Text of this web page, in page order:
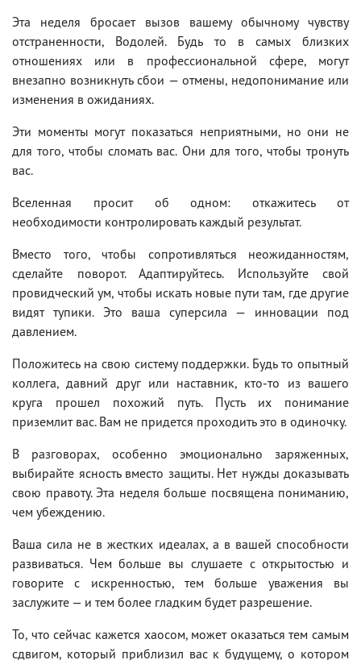
Эта неделя бросает вызов вашему обычному чувству
отстраненности, Водолей. Будь то в самых близких
отношениях или в профессиональной сфере, могут
внезапно возникнуть сбои — отмены, недопонимание или
изменения в ожиданиях.
Эти моменты могут показаться неприятными, но они не
для того, чтобы сломать вас. Они для того, чтобы тронуть
вас.
Вселенная просит об одном: откажитесь от
необходимости контролировать каждый результат.
Вместо того, чтобы сопротивляться неожиданностям,
сделайте поворот. Адаптируйтесь. Используйте свой
провидческий ум, чтобы искать новые пути там, где другие
видят тупики. Это ваша суперсила — инновации под
давлением.
Положитесь на свою систему поддержки. Будь то опытный
коллега, давний друг или наставник, кто-то из вашего
круга прошел похожий путь. Пусть их понимание
приземлит вас. Вам не придется проходить это в одиночку.
В разговорах, особенно эмоционально заряженных,
выбирайте ясность вместо защиты. Нет нужды доказывать
свою правоту. Эта неделя больше посвящена пониманию,
чем убеждению.
Ваша сила не в жестких идеалах, а в вашей способности
развиваться. Чем больше вы слушаете с открытостью и
говорите с искренностью, тем больше уважения вы
заслужите — и тем более гладким будет разрешение.
То, что сейчас кажется хаосом, может оказаться тем самым
сдвигом, который приблизил вас к будущему, о котором